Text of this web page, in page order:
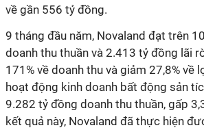
về gần 556 tỷ đồng.
9 tháng đầu năm, Novaland đạt trên
doanh thu thuần và 2.413 tỷ đồng lãi
171% về doanh thu và giảm 27,8% về
hoạt động kinh doanh bất động sản
9.282 tỷ đồng doanh thu thuần, gấp
kết quả này, Novaland đã thực hiện